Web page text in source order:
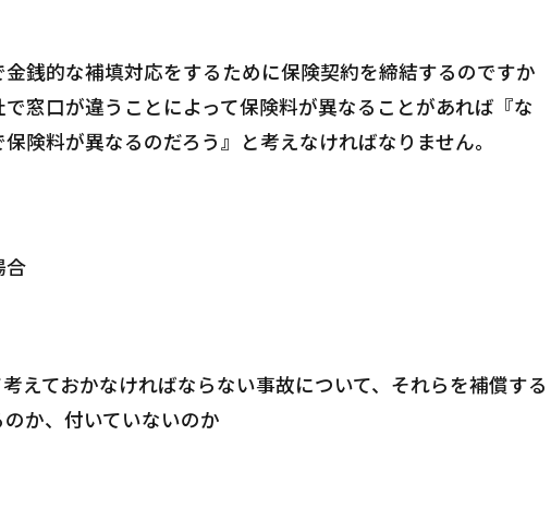
銭的な補填対応をするために保険契約を締結するのですか
窓口が違うことによって保険料が異なることがあれば『な
険料が異なるのだろう』と考えなければなりません。
合
えておかなければならない事故について、それらを補償する
か、付いていないのか